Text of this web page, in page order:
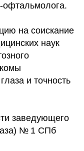
на соискание
наук
и точность
заведующего
№ 1 СПб